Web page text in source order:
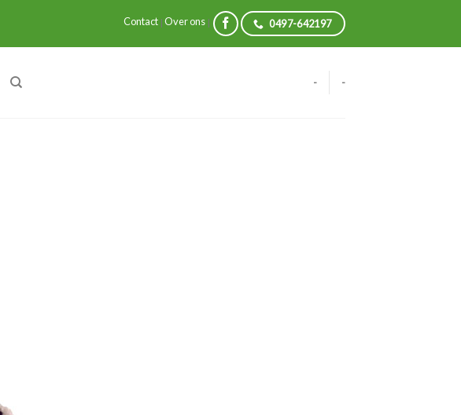
Contact| Over ons| 0497-642197
- -